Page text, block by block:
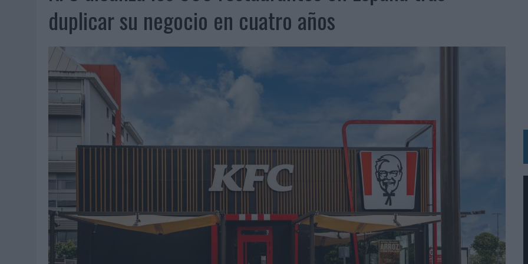
07/08/2026
EL VERANO PONE A PRUEBA LA ESTRATEGIA DIGITAL DE LAS MARCAS
07/08/2026 |
VUELING CONVIERTE LOS RECUERDOS EN SOUVENIRS CON IA
06/08/2026 | ‘LA VUELTA’, DE FENOMENAL PARA MÁLAGA CF
06/08/2026 |
SIETE DE CADA DIEZ EMPRESAS ESPAÑOLAS NO INTEGRAN LA INFANCIA EN SU ESTRATEGIA
06/08/2026
LA TELEVISIÓN SIGUE LIDERANDO EL CONSUMO DE MEDIOS EN VERANO Y SUPERA AL MÓVIL COMO DISPOSITIVO MÁS UTILIZADO
06/08/2026
EL USO DE LA IA GENERATIVA ALCANZA YA AL 62% DE LOS ESPAÑOLES
06/08/2026
SYSTEM1 NOMBRA A KIMBERLY BASTONI COMO NUEVA DIRECTORA COMERCIAL GLOBAL
06/08/2026
FRIGO Y UNIQLO LANZAN UNA COLECCIÓN PERSONALIZABLE INSPIRADA EN CORNETTO, CALIPPO Y SOLERO
06/08/2026
LA IA ESTÁ SUBIENDO EL LISTÓN DE LA CREATIVIDAD
05/08/2026
BEON WORLDWIDE LANZA RAÍZ URBANA PARA TRANSFORMAR EL PATRIMONIO HISTÓRICO EN ACTIVOS CULTURALES Y ECONÓMICOS
05/08/2026 | FABRA COMUNICACIÓN INCORPORA A CASONÁ Y ASUME LA GESTIÓN DE SUS RELACIONES CON LOS MEDIOS
LOPESAN HOTELS & RESORTS ACERCA EL PARAÍSO CANARIO EN SU ÚLTIMA CAMPAÑA INTERNACIONAL
05/08/2026
LUIS ARQUILLOS (BURGO DE ARIAS): “LA CONSTRUCCIÓN DE MARCA A LARGO PLAZO Y LA MEDICIÓN SON DOS CARAS DE LA MISMA
duplicar su negocio en cuatro años